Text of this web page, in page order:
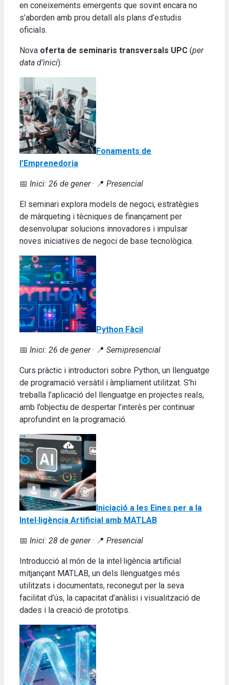
en coneixements emergents que sovint encara no
s’aborden amb prou detall als plans d’estudis
oficials.
Nova oferta de seminaris transversals UPC (per
data d’inici):
Fonaments de
l’Emprenedoria
📅 Inici: 26 de gener· 📍 Presencial
El seminari explora models de negoci, estratègies
de màrqueting i tècniques de finançament per
desenvolupar solucions innovadores i impulsar
noves iniciatives de negoci de base tecnològica.
Python Fàcil
📅 Inici: 26 de gener· 📍 Semipresencial
Curs pràctic i introductori sobre Python, un llenguatge
de programació versàtil i àmpliament utilitzat. S’hi
treballa l’aplicació del llenguatge en projectes reals,
amb l’objectiu de despertar l’interès per continuar
aprofundint en la programació.
Iniciació a les Eines per a la
Intel·ligència Artificial amb MATLAB
📅 Inici: 28 de gener· 📍 Presencial
Introducció al món de la intel·ligència artificial
mitjançant MATLAB, un dels llenguatges més
utilitzats i documentats, reconegut per la seva
facilitat d’ús, la capacitat d’anàlisi i visualització de
dades i la creació de prototips.